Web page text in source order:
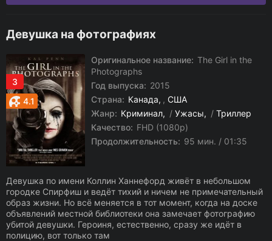
Девушка на фотографиях
3
4.1
Оригинальное название: The Girl in the
Photographs
Год выпуска: 2015
Страна: Канада , США
Жанр: Криминал / Ужасы / Триллер
Качество: FHD (1080p)
Продолжительность: 95 мин. / 01:35
Девушка по имени Коллин Ханнефорд живёт в небольшом
городке Спирфиш и ведёт тихий и ничем не примечательный
образ жизни. Но всё меняется в тот момент, когда на доске
объявлений местной библиотеки она замечает фотографию
убитой девушки. Героиня, естественно, сразу же идёт в
полицию, вот только там